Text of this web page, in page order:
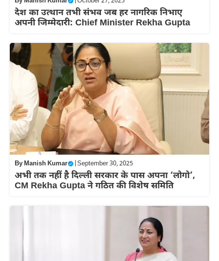
देश का उत्थान तभी संभव जब हर नागरिक निभाए
अपनी जिम्मेदारी: Chief Minister Rekha Gupta
ByManish Kumar September 30, 2025
अभी तक नहीं है दिल्ली सरकार के पास अपना ‘लोगो’,
CM Rekha Gupta ने गठित की विशेष समिति